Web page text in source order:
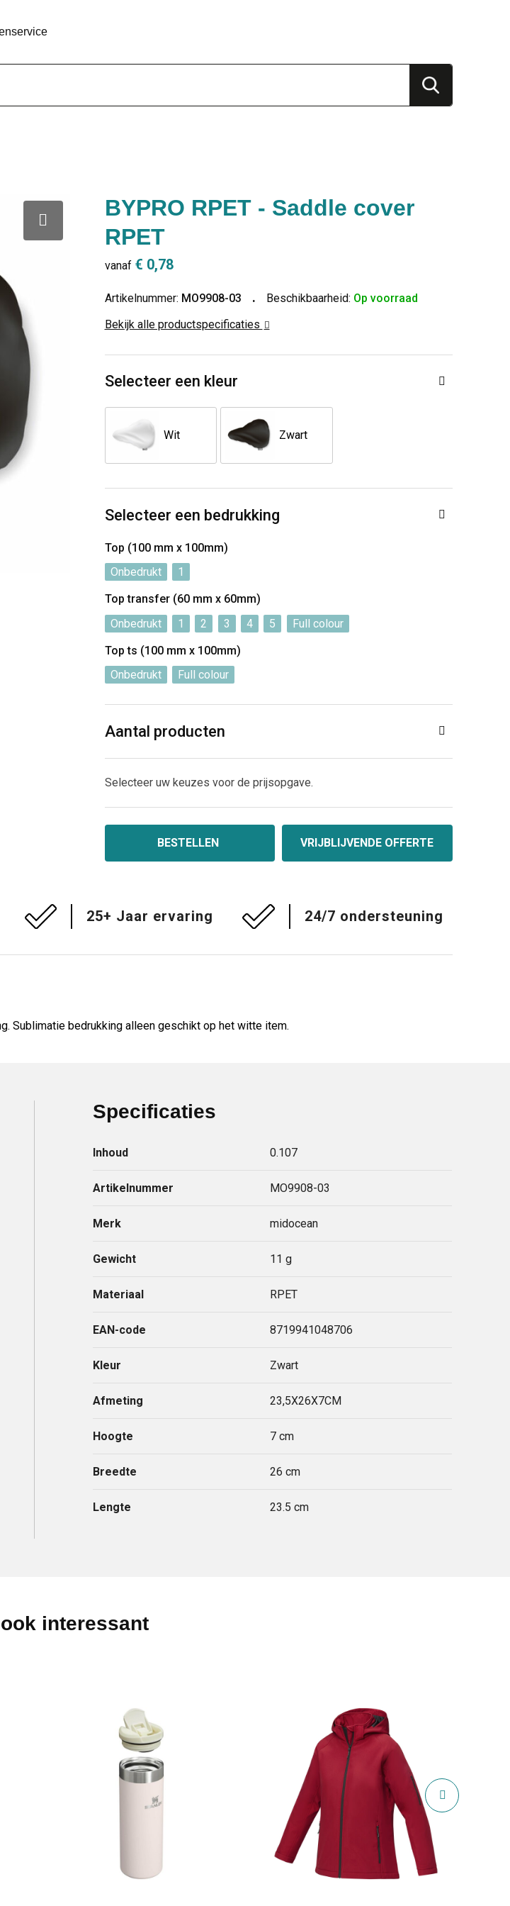
BYPRO RPET - Saddle cover
RPET
vanaf € 0,78
Artikelnummer: MO9908-03 Beschikbaarheid: Op voorraad
Bekijk alle productspecificaties
Selecteer een kleur
Wit Zwart
Selecteer een bedrukking
Top (100 mm x 100mm)
Onbedrukt
1
Top transfer (60 mm x 60mm)
Onbedrukt
1 2 3 4 5
Full colour
Top ts (100 mm x 100mm)
Onbedrukt
Full colour
Aantal producten
Selecteer uw keuzes voor de prijsopgave.
BESTELLEN VRIJBLIJVENDE OFFERTE
25+ Jaar ervaring 24/7 ondersteuning
Sublimatie bedrukking alleen geschikt op het witte item.
Specificaties
Inhoud 0.107
Artikelnummer MO9908-03
Merk midocean
Gewicht 11 g
Materiaal RPET
EAN-code 8719941048706
Kleur Zwart
Afmeting 23,5X26X7CM
Hoogte 7 cm
Breedte 26 cm
Lengte 23.5 cm
interessant